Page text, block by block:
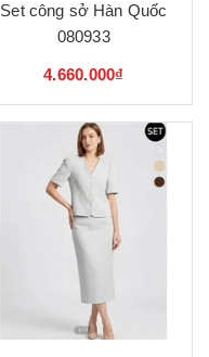
Set công sở Hàn Quốc
080933
4.660.000₫